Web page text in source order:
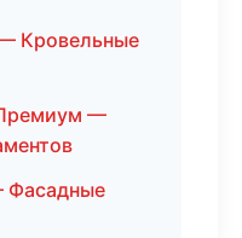
Кровельные
—